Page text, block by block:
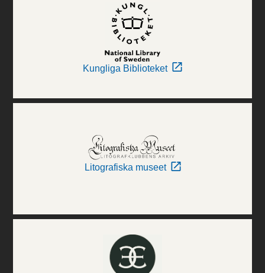
Kungliga Biblioteket
Litografiska museet